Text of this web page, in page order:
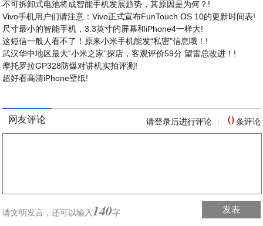
不可拆卸式电池将成智能手机发展趋势，其原因是为何？!
Vivo手机用户们请注意：Vivo正式宣布FunTouch OS 10的更新时间表!
尺寸最小的智能手机，3.3英寸的屏幕和iPhone4一样大!
这短信一般人看不了！原来小米手机能发“私密”信息哦！!
武汉华中地区最大“小米之家”探店，客观评价59分 望雷总改进！!
摩托罗拉GP328防爆对讲机实拍评测!
超好看高清iPhone壁纸!
网友评论 请登录后进行评论 0 条评论
请文明发言，还可以输入 140字 发表